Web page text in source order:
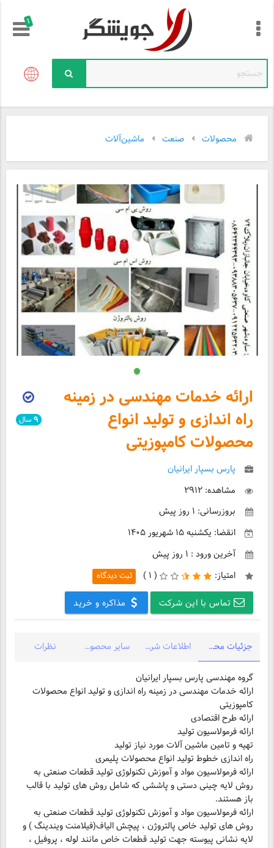
!
محصولات صنعت ماشین‌آلات
ارائه خدمات مهندسی در زمینه
راه اندازی و تولید انواع
محصولات کامپوزیتی
پارس بسپار ایرانیان
مشاهده: ۲۹۱۲
بروزرسانی: ۱ روز پیش
انقضا: یکشنبه ۱۵ شهریور ۱۴۰۵
آخرین ورود : ۱ روز پیش
امتیاز:
( ۱ ) ثبت دیدگاه
تماس با این شرکت مذاکره و خرید
۹ سال
جزئیات محصول اطلاعات شرکت سایر محصولات شرکت نظرات
ارائه خدمات مهندسی در زمینه راه اندازی و تولید انواع محصولات
ارائه فرمولاسیون مواد و آموزش تکنولوژی تولید قطعات صنعتی به
روش لایه چینی دستی و پاششی که شامل روش های تولید با قالب
ارائه فرمولاسیون مواد و آموزش تکنولوژی تولید قطعات صنعتی به
روش های تولید خاص پالتروژن ، پیچش الیاف(فیلامنت ویندینگ ) و
لایه نشانی پیوسته جهت تولید قطعات خاص مانند لوله ، پروفیل ،